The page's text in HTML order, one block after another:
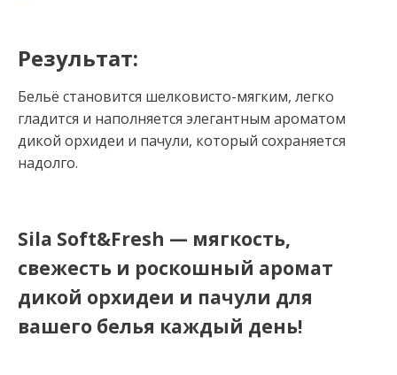
Результат:
Бельё становится шелковисто-мягким, легко
гладится и наполняется элегантным ароматом
дикой орхидеи и пачули, который сохраняется
надолго.
Sila Soft&Fresh — мягкость,
свежесть и роскошный аромат
дикой орхидеи и пачули для
вашего белья каждый день!